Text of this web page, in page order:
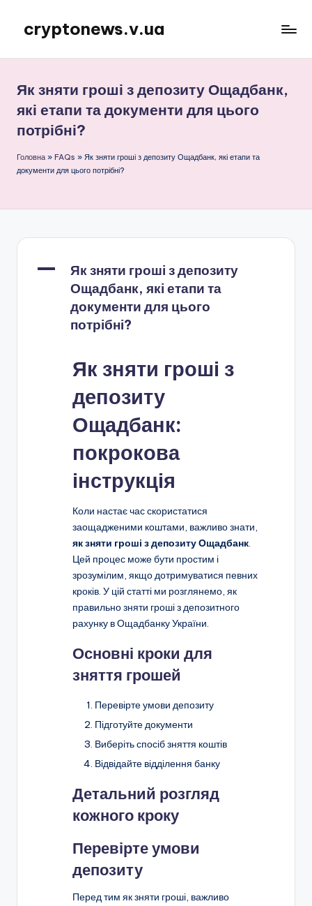
Перейти
вмісту
cryptonews.v.ua
криптовалют,
аналітика,
курси,
прогнози
гайди.
Як зняти гроші з депозиту Ощадбанк,
які етапи та документи для цього
потрібні?
Головна » FAQs » Як зняти гроші з депозиту Ощадбанк, які етапи та
документи для цього потрібні?
A
Як зняти гроші з депозиту
Ощадбанк, які етапи та
документи для цього
потрібні?
Як зняти гроші з
депозиту
Ощадбанк:
покрокова
інструкція
Коли настає час скористатися
заощадженими коштами, важливо знати,
як зняти гроші з депозиту Ощадбанк.
Цей процес може бути простим і
зрозумілим, якщо дотримуватися певних
кроків. У цій статті ми розглянемо, як
правильно зняти гроші з депозитного
рахунку в Ощадбанку України.
Основні кроки для
зняття грошей
Перевірте умови депозиту
Підготуйте документи
Виберіть спосіб зняття коштів
Відвідайте відділення банку
Детальний розгляд
кожного кроку
Перевірте умови
депозиту
Перед тим як зняти гроші, важливо